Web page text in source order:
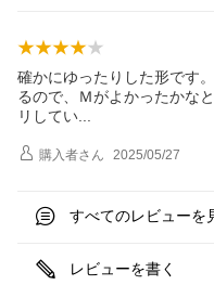
確かにゆったりした形です
るので、Ｍがよかったかな
リしてい
購入者さん 2025/05/27
すべてのレビューを
レビューを書く